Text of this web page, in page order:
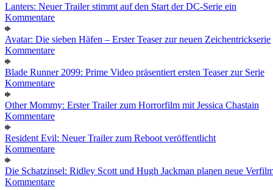
Lanters: Neuer Trailer stimmt auf den Start der DC-Serie ein
Kommentare
Avatar: Die sieben Häfen – Erster Teaser zur neuen Zeichentrickserie
Kommentare
Blade Runner 2099: Prime Video präsentiert ersten Teaser zur Serie
Kommentare
Other Mommy: Erster Trailer zum Horrorfilm mit Jessica Chastain
Kommentare
Resident Evil: Neuer Trailer zum Reboot veröffentlicht
Kommentare
Die Schatzinsel: Ridley Scott und Hugh Jackman planen neue
Kommentare